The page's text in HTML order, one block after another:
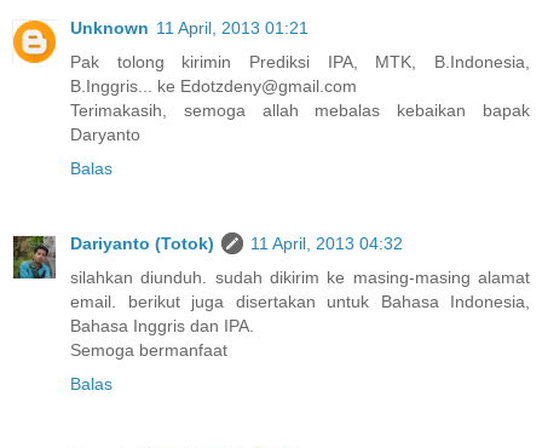
Unknown 11 April, 2013 01:21
Pak tolong kirimin Prediksi IPA, MTK, B.Indonesia,
B.Inggris... ke Edotzdeny@gmail.com
Terimakasih, semoga allah mebalas kebaikan bapak
Daryanto
Balas
Dariyanto (Totok)
11 April, 2013 04:32
silahkan diunduh. sudah dikirim ke masing-masing alamat
email. berikut juga disertakan untuk Bahasa Indonesia,
Bahasa Inggris dan IPA.
Semoga bermanfaat
Balas